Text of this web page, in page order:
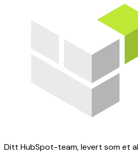
Ditt HubSpot-team, levert som et